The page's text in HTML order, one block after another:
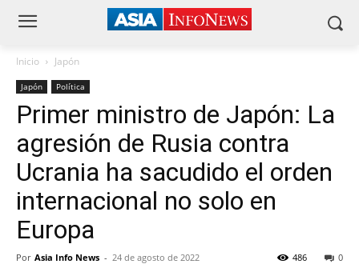
Inicio Japón
Japón Política
Primer ministro de Japón: La
agresión de Rusia contra
Ucrania ha sacudido el orden
internacional no solo en
Europa
Por Asia Info News - 24 de agosto de 2022 0
486